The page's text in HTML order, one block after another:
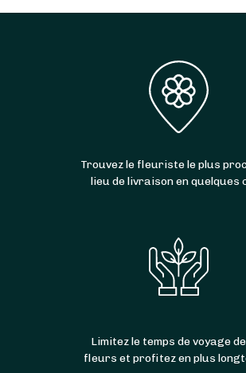
Trouvez le fleuriste le plus
lieu de livraison en quelques
Limitez le temps de voyage
fleurs et profitez en plus